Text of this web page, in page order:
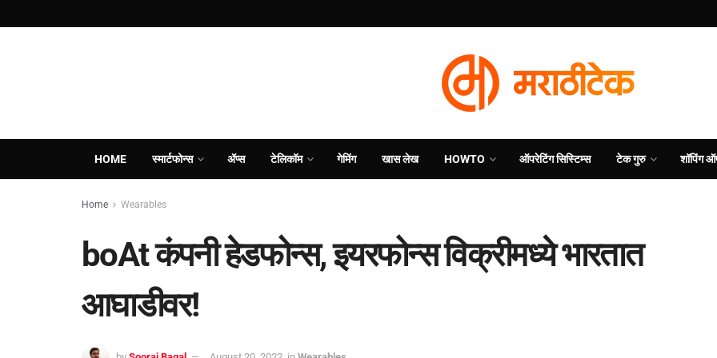
HOME स्मार्टफोन्स ॲप्स टेलिकॉम गेमिंग खास लेख HOWTO ऑपरेटिंग सिस्टिम्स टेक गुरु शॉपिंग
Home Wearables
boAt कंपनी हेडफोन्स, इयरफोन्स विक्रीमध्ये भारतात
आघाडीवर!